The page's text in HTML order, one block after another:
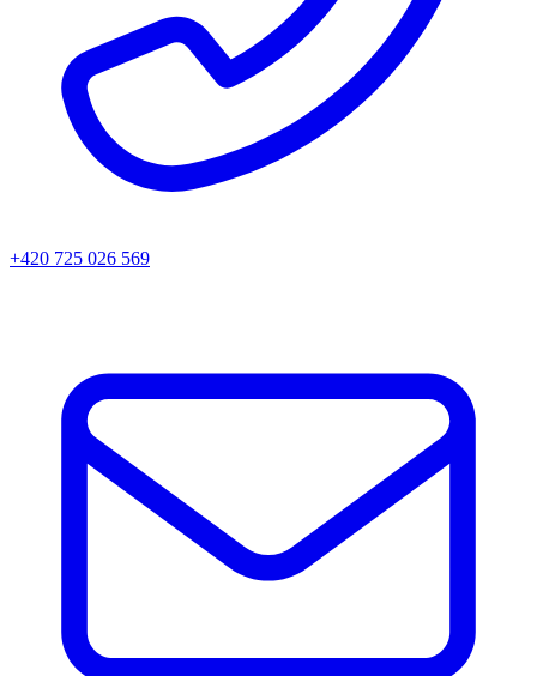
+420 725 026 569